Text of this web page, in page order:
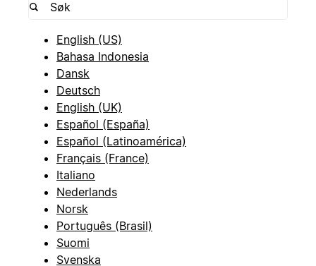
English (US)
Bahasa Indonesia
Dansk
Deutsch
English (UK)
Español (España)
Español (Latinoamérica)
Français (France)
Italiano
Nederlands
Norsk
Português (Brasil)
Suomi
Svenska